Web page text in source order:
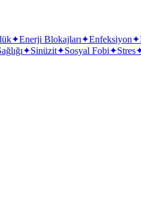
✦Enerji Blokajları✦Enfeksiyon✦
✦Sinüzit✦Sosyal Fobi✦Stres